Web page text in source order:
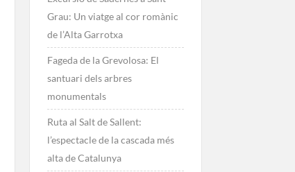
Grau: Un viatge al cor romànic
de l’Alta Garrotxa
Fageda de la Grevolosa: El
santuari dels arbres
monumentals
Ruta al Salt de Sallent:
l’espectacle de la cascada més
alta de Catalunya